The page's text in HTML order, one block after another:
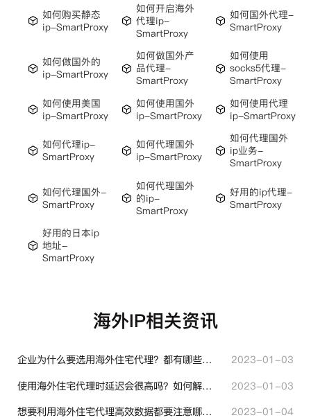
如何购买静态
ip-SmartProxy
如何开启海外
代理ip-
SmartProxy
如何国外代理-
SmartProxy
如何做国外的
ip-SmartProxy
如何做国外产
品代理-
SmartProxy
如何使用
socks5代理-
SmartProxy
如何使用美国
ip-SmartProxy
如何使用国外
ip-SmartProxy
如何使用代理
ip-SmartProxy
如何代理ip-
SmartProxy
如何代理国外
ip-SmartProxy
如何代理国外
ip业务-
SmartProxy
如何代理国外-
SmartProxy
如何代理国外
的ip-
SmartProxy
好用的ip代理-
SmartProxy
好用的日本ip
地址-
SmartProxy
海外IP相关资讯
企业为什么要选用海外住宅代理？都有哪些帮助？
2023-01-03
使用海外住宅代理时延迟会很高吗？如何解决？
2023-01-03
想要利用海外住宅代理高效数据都要注意哪些地方？
2023-01-04